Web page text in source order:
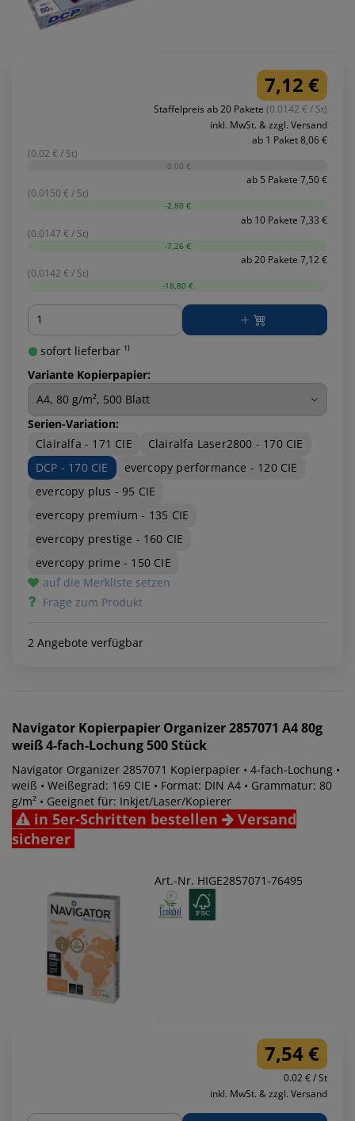
7,12 €
Staffelpreis ab 20 Pakete (0.0142 € / St)
inkl. MwSt. & zzgl. Versand
ab 1 Paket 8,06 €
(0.02 € / St)
-0,00 €
ab 5 Pakete 7,50 €
(0.0150 € / St)
-2,80 €
ab 10 Pakete 7,33 €
(0.0147 € / St)
-7,26 €
ab 20 Pakete 7,12 €
(0.0142 € / St)
-18,80 €
Menge
sofort lieferbar ¹⁾
Variante Kopierpapier:
Serien-Variation:
Clairalfa - 171 CIE
Clairalfa Laser2800 - 170 CIE
DCP - 170 CIE
evercopy performance - 120 CIE
evercopy plus - 95 CIE
evercopy premium - 135 CIE
evercopy prestige - 160 CIE
evercopy prime - 150 CIE
auf die Merkliste setzen
Frage zum Produkt
2 Angebote verfügbar
Navigator Kopierpapier Organizer 2857071 A4 80g
weiß 4-fach-Lochung 500 Stück
Navigator Organizer 2857071 Kopierpapier • 4-fach-Lochung •
weiß • Weißegrad: 169 CIE • Format: DIN A4 • Grammatur: 80
g/m² • Geeignet für: Inkjet/Laser/Kopierer
in 5er-Schritten bestellen
Versand
sicherer
Art.-Nr. HIGE2857071-76495
7,54 €
0.02 € / St
inkl. MwSt. & zzgl. Versand